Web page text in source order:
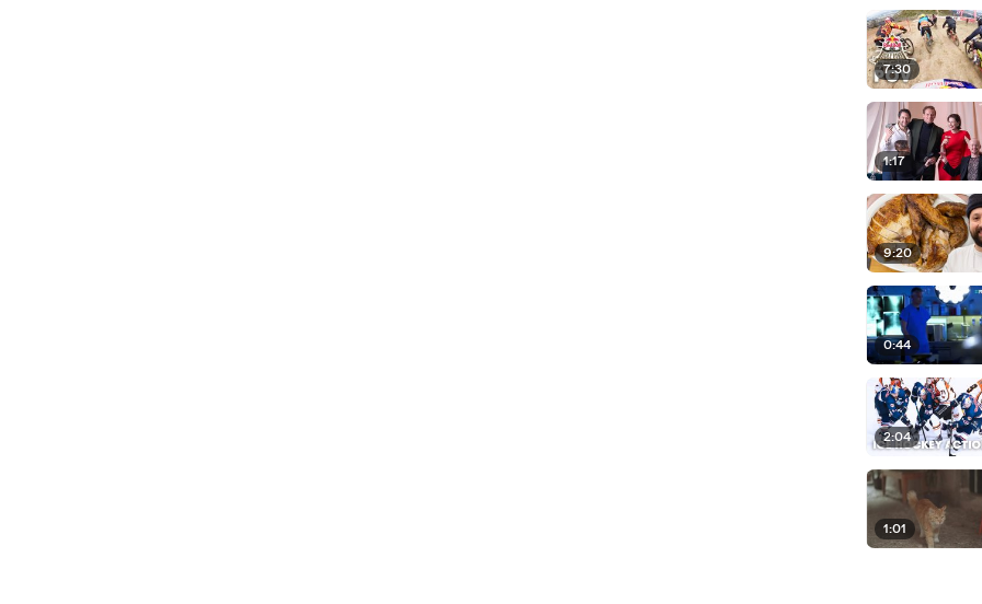
7:30
1:17
9:20
0:44
2:04
1:01